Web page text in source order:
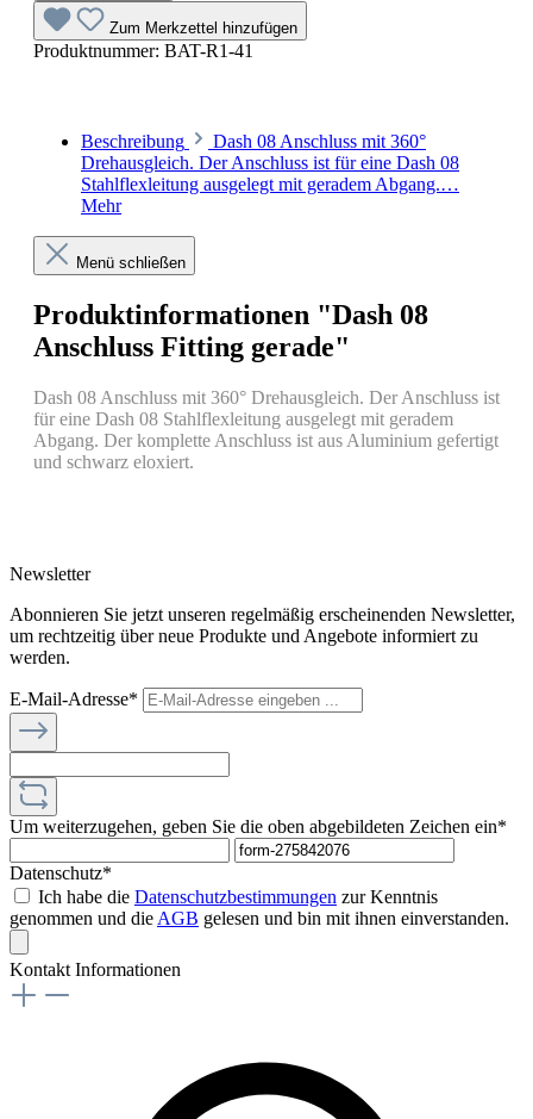
Zum Merkzettel hinzufügen
Produktnummer: BAT-R1-41
Beschreibung
Dash 08 Anschluss mit 360°
Drehausgleich. Der Anschluss ist für eine Dash 08
Stahlflexleitung ausgelegt mit geradem Abgang.…
Mehr
Menü schließen
Produktinformationen "Dash 08
Anschluss Fitting gerade"
Dash 08 Anschluss mit 360° Drehausgleich. Der Anschluss ist
für eine Dash 08 Stahlflexleitung ausgelegt mit geradem
Abgang. Der komplette Anschluss ist aus Aluminium gefertigt
und schwarz eloxiert.
Newsletter
Abonnieren Sie jetzt unseren regelmäßig erscheinenden Newsletter,
um rechtzeitig über neue Produkte und Angebote informiert zu
werden.
E-Mail-Adresse*
Um weiterzugehen, geben Sie die oben abgebildeten Zeichen ein*
Datenschutz*
Ich habe die Datenschutzbestimmungen zur Kenntnis
genommen und die AGB gelesen und bin mit ihnen einverstanden.
Kontakt Informationen